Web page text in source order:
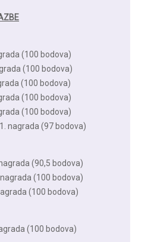
(100 bodova)
(100 bodova)
(100 bodova)
(100 bodova)
(100 bodova)
nagrada (97 bodova)
(90,5 bodova)
nagrada (100 bodova)
(100 bodova)
(100 bodova)